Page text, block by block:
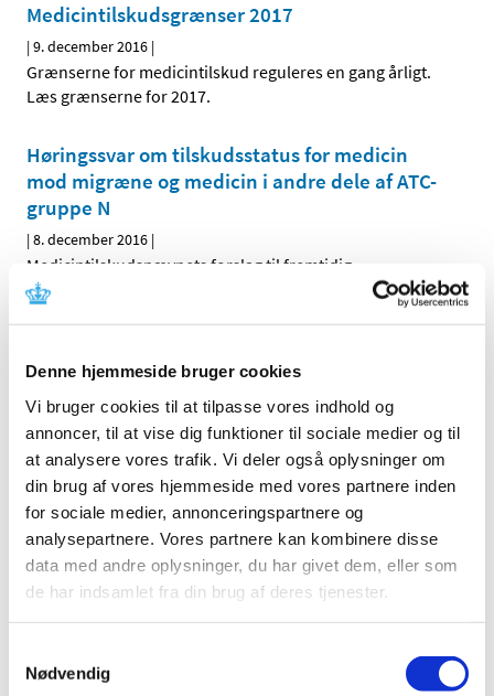
Denne hjemmeside bruger cookies
Vi bruger cookies til at tilpasse vores indhold og
annoncer, til at vise dig funktioner til sociale medier og til
at analysere vores trafik. Vi deler også oplysninger om
din brug af vores hjemmeside med vores partnere inden
for sociale medier, annonceringspartnere og
analysepartnere. Vores partnere kan kombinere disse
data med andre oplysninger, du har givet dem, eller som
de har indsamlet fra din brug af deres tjenester.
Nødvendig
Medicintilskudsgrænser 2017
|9. december 2016 |
Grænserne for medicintilskud reguleres en gang årligt.
Læs grænserne for 2017.
Høringssvar om tilskudsstatus for medicin
mod migræne og medicin i andre dele af ATC-
gruppe N
|8. december 2016 |
Medicintilskudsnævnets forslag til fremtidig
tilskudsstatus for medicin i nogle undergrupper i…
Alle (514)
TID
2026 (22)
2025 (13)
2024 (15)
2023 (18)
2022 (10)
2021 (32)
2020 (13)
2018 (46)